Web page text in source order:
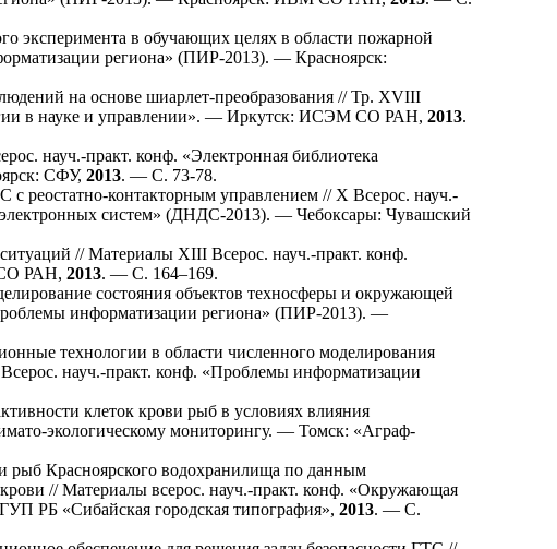
эксперимента в обучающих целях в области пожарной
региона» (ПИР-2013). — Красноярск:
на основе шиарлет-преобразования // Тр. XVIII
в науке и управлении». — Иркутск: ИСЭМ СО РАН, 2013.
науч.-практ. конф. «Электронная библиотека
СФУ, 2013. — С. 73-78.
с реостатно-контакторным управлением // Х Всерос. науч.-
систем» (ДНДС-2013). — Чебоксары: Чувашский
// Материалы XIII Всерос. науч.-практ. конф.
РАН, 2013. — С. 164–169.
состояния объектов техносферы и окружающей
информатизации региона» (ПИР-2013). —
технологии в области численного моделирования
науч.-практ. конф. «Проблемы информатизации
клеток крови рыб в условиях влияния
экологическому мониторингу. — Томск: «Аграф-
рыб Красноярского водохранилища по данным
// Материалы всерос. науч.-практ. конф. «Окружающая
РБ «Сибайская городская типография», 2013. — С.